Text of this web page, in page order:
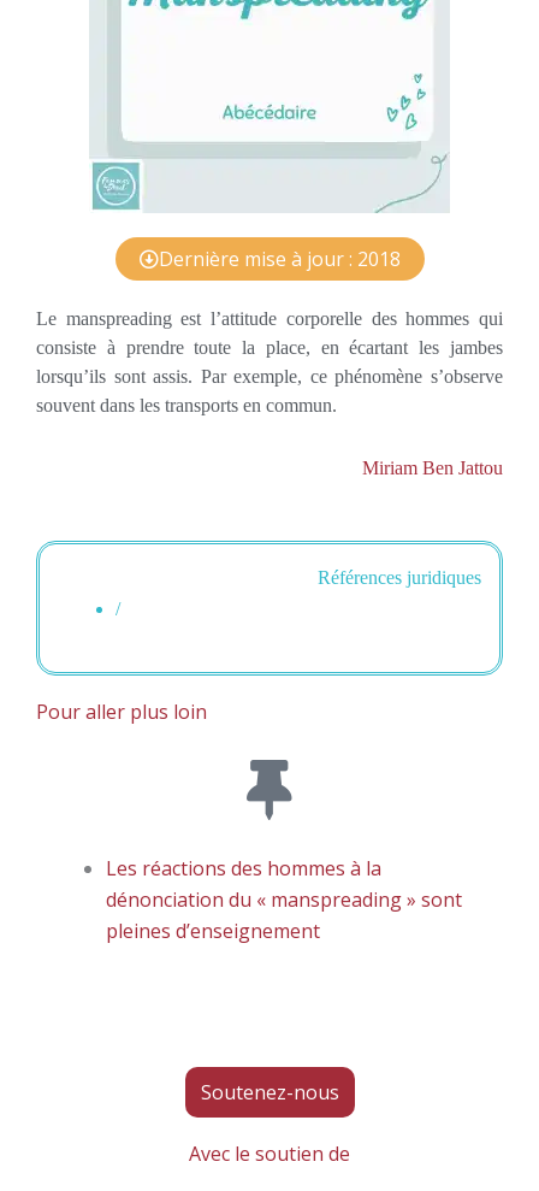
Dernière mise à jour : 2018
Le manspreading est l’attitude corporelle des hommes qui
consiste à prendre toute la place, en écartant les jambes
lorsqu’ils sont assis. Par exemple, ce phénomène s’observe
souvent dans les transports en commun.
Miriam Ben Jattou
Références juridiques
/
Pour aller plus loin
Les réactions des hommes à la
dénonciation du « manspreading » sont
pleines d’enseignement
Soutenez-nous
Avec le soutien de